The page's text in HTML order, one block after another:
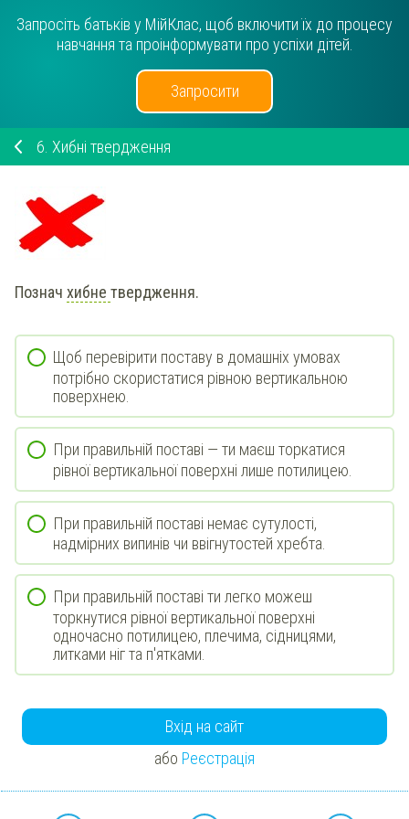
Запросіть батьків у МійКлас, щоб включити їх до процесу
навчання та проінформувати про успіхи дітей.
Запросити
6. Хибні твердження
Познач хибне твердження.
Щоб перевірити поставу в домашніх умовах
потрібно скористатися рівною вертикальною
поверхнею.
При правильній поставі — ти маєш торкатися
рівної вертикальної поверхні лише потилицею.
При правильній поставі немає сутулості,
надмірних випинів чи ввігнутостей хребта.
При правильній поставі ти легко можеш
торкнутися рівної вертикальної поверхні
одночасно потилицею, плечима, сідницями,
литками ніг та п'ятками.
Вхід на сайт
або Реєстрація